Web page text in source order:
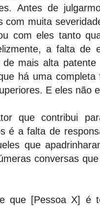
Antes de
com muita
com eles tanto
a falta de
de mais alta
há uma completa
E eles não
que contribui
é a falta de
que
conversas
que [Pessoa X] é